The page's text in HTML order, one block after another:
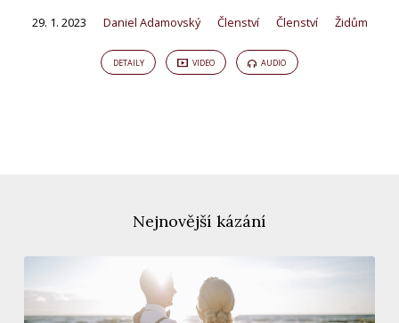
29. 1. 2023 Daniel Adamovský Členství Členství Židům
DETAILY VIDEO AUDIO
Nejnovější kázání